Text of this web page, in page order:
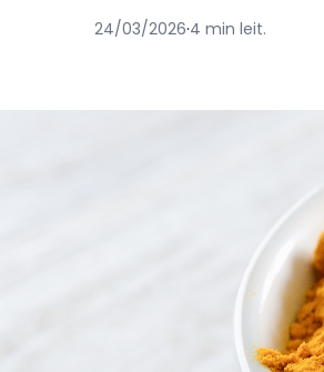
24/03/2026·4 min leit.